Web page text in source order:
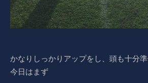
かなりしっかりアップをし、頭も十分
今日はまず